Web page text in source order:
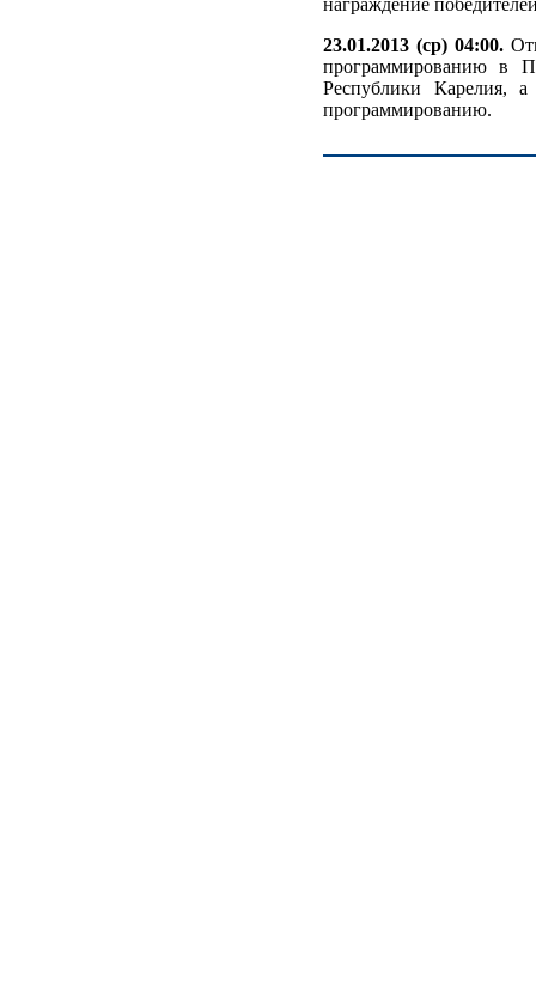
награждение
23.01.2013 (ср) 04:00.
программированию в
Республики Карелия,
программированию.